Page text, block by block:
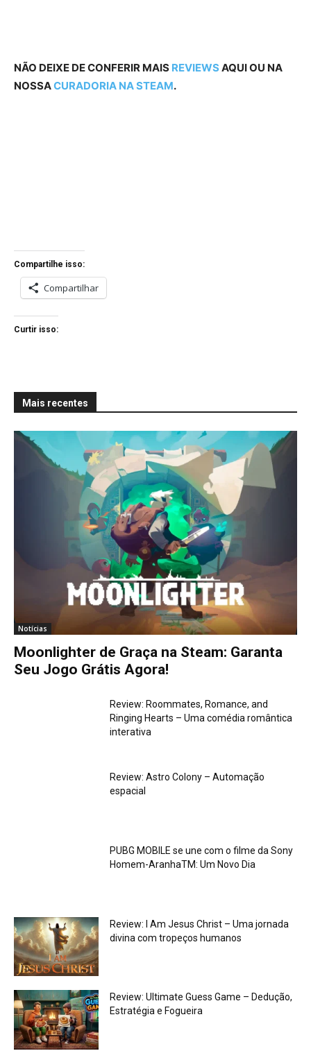
NÃO DEIXE DE CONFERIR MAIS REVIEWS AQUI OU NA
NOSSACURADORIA NA STEAM.
Compartilhe isso:
Compartilhar
Curtir isso:
Mais recentes
Notícias
Moonlighter de Graça na Steam: Garanta
Seu Jogo Grátis Agora!
Review: Roommates, Romance, and
Ringing Hearts – Uma comédia romântica
interativa
Review: Astro Colony – Automação
espacial
PUBG MOBILE se une com o filme da Sony
Homem-AranhaTM: Um Novo Dia
Review: I Am Jesus Christ – Uma jornada
divina com tropeços humanos
Review: Ultimate Guess Game – Dedução,
Estratégia e Fogueira